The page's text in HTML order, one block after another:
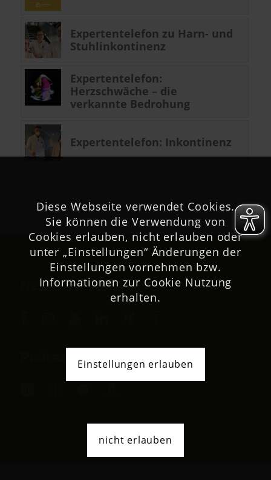
Expertentelefon zu Harn- und
Stuhlinkontinenz
Expertentelefon:
Herzschwäche – die
verkannte Bedrohung
Expertentelefon: Inkontinenz
Netzwerk
Diese Webseite verwendet Cookies.
Sie können die Verwendung von
Cookies erlauben, nicht erlauben oder
unter „Einstellungen“ Änderungen der
Einstellungen vornehmen bzw.
Informationen zur Cookie Nutzung
erhalten.
Einstellungen erlauben
nicht erlauben